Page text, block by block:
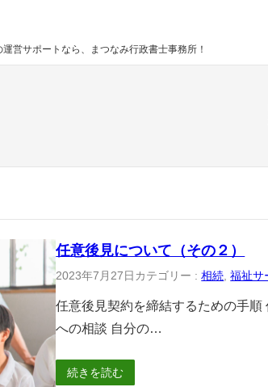
営サポートなら、まつなみ行政書士事務所！
任意後見について（その２）
2023年7月27日 カテゴリー :相続 , 福祉サ
任意後見契約を締結するための手
への相談 自分の…
続きを読む